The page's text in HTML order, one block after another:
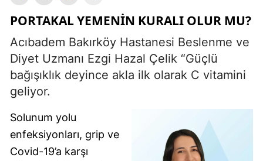
PORTAKAL YEMENIN KURALI OLUR MU?
Acıbadem Bakırköy Hastanesi Beslenme ve
Diyet Uzmanı Ezgi Hazal Çelik “Güçlü
bağışıklık deyince akla ilk olarak C vitamini
geliyor.
Solunum yolu
enfeksiyonları, grip ve
Covid-19’a karşı